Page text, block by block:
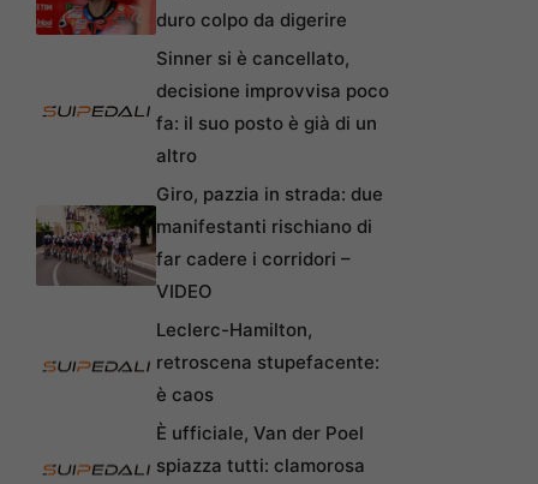
duro colpo da digerire
Sinner si è cancellato,
decisione improvvisa poco
fa: il suo posto è già di un
altro
Giro, pazzia in strada: due
manifestanti rischiano di
far cadere i corridori –
VIDEO
Leclerc-Hamilton,
retroscena stupefacente:
è caos
È ufficiale, Van der Poel
spiazza tutti: clamorosa